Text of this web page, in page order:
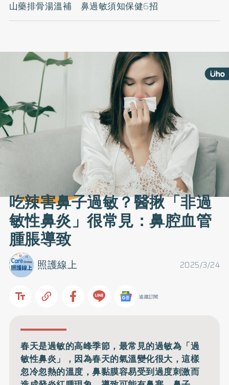
山藥排骨湯溫補 鼻過敏須知保健6招
吃辣害鼻子過敏？醫揪「非過
敏性鼻炎」很常見：鼻腔血管
腫脹導致
2025/3/24
照護線上
追蹤訂閱
春天是過敏的高峰季節，最常見的過敏為「過
敏性鼻炎」，因為春天的氣溫變化很大，這樣
忽冷忽熱的溫度，鼻黏膜容易受到過度刺激而